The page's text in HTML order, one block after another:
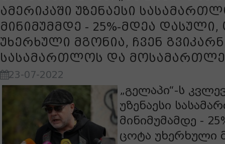
ამერიკაში უზენაესი
მინიმუმმდე - 25%-მდეა
უხერხული მგონია, ჩვენ
სასამართლოს და
23-07-2022
„გელაპი“-ს
უზენაესი
მინიმუმამდე -
ცოტა უხერხული